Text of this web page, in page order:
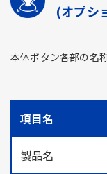
(オプシ
本体ボタン各部の名
項目名
製品名